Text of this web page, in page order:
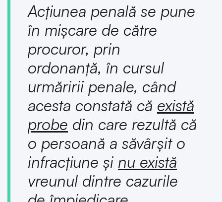
Acțiunea penală se pune
în mișcare de către
procuror, prin
ordonanță, în cursul
urmăririi penale, când
acesta constată că există
probe din care rezultă că
o persoană a săvârșit o
infracțiune și nu există
vreunul dintre cazurile